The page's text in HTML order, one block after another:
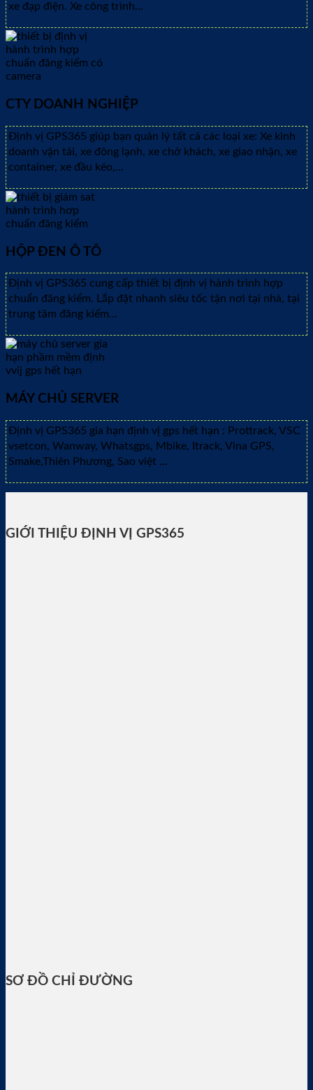
xe đạp điện. Xe công trình...
CTY DOANH NGHIỆP
Định vị GPS365 giúp bạn quản lý tất cả các loại xe: Xe kinh
doanh vận tải, xe đông lạnh, xe chở khách, xe giao nhận, xe
container, xe đầu kéo,...
HỘP ĐEN Ô TÔ
Định vị GPS365 cung cấp thiết bị định vị hành trình hợp
chuẩn đăng kiểm. Lắp đặt nhanh siêu tốc tận nơi tại nhà, tại
trung tâm đăng kiểm...
MÁY CHỦ SERVER
Định vị GPS365 gia hạn định vị gps hết hạn : Prottrack, VSC
vsetcon, Wanway, Whatsgps, Mbike, Itrack, Vina GPS,
Smake,Thiên Phương, Sao việt ...
GIỚI THIỆU ĐỊNH VỊ GPS365
SƠ ĐỒ CHỈ ĐƯỜNG